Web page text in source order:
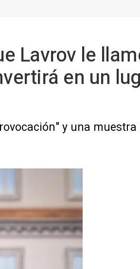
Lavrov le
en un
y una muestra